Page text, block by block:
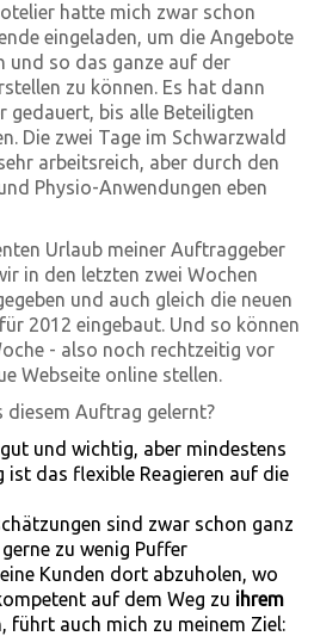
hatte mich zwar schon
eingeladen, um die Angebote
und so das ganze auf der
zu können. Es hat dann
gedauert, bis alle Beteiligten
Die zwei Tage im Schwarzwald
arbeitsreich, aber durch den
Physio-Anwendungen eben
Urlaub meiner Auftraggeber
in den letzten zwei Wochen
und auch gleich die neuen
2012 eingebaut. Und so können
- also noch rechtzeitig vor
Webseite online stellen.
diesem Auftrag gelernt?
und wichtig, aber mindestens
ist das flexible Reagieren auf die
sind zwar schon ganz
zu wenig Puffer
Kunden dort abzuholen, wo
auf dem Weg zu ihrem
führt auch mich zu meinem Ziel: